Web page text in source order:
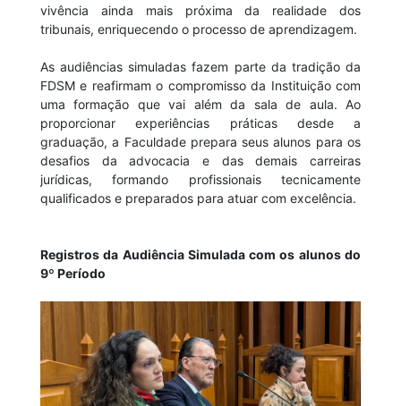
vivência ainda mais próxima da realidade dos
tribunais, enriquecendo o processo de aprendizagem.
As audiências simuladas fazem parte da tradição da
FDSM e reafirmam o compromisso da Instituição com
uma formação que vai além da sala de aula. Ao
proporcionar experiências práticas desde a
graduação, a Faculdade prepara seus alunos para os
desafios da advocacia e das demais carreiras
jurídicas, formando profissionais tecnicamente
qualificados e preparados para atuar com excelência.
Registros da Audiência Simulada com os alunos do
9º Período